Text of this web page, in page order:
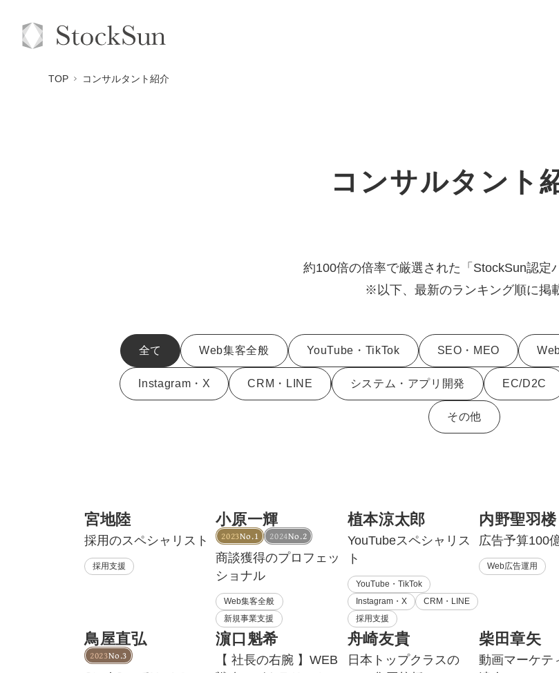
BPO支援
お役立ち資料
年収エージェント
会社概要・役員紹介
ミッション・ビジョン・バリュー
代表メッセージ（岩野圭佑）
動画ディレクター
インターン
正社員
マーケマネージャー
カスタマーサクセスマネージャー
TOP コンサルタント紹介
コンサルタント
約100倍の倍率で厳選された「StockSun認定
※以下、最新のランキング順に掲
全て Web集客全般 YouTube・TikTok SEO・MEO
Instagram・X CRM・LINE システム・アプリ開発 EC/D2C
その他
宮地陸
採用のスペシャリスト
採用支援
小原一輝
2023No.1 2024No.2
商談獲得のプロフェッ
ショナル
Web集客全般
新規事業支援
植本涼太郎
YouTubeスペシャリス
ト
YouTube・TikTok
Instagram・X
CRM・LINE
採用支援
内野聖羽楼
広告予算100
Web広告運用
鳥屋直弘
2023No.3
濵口魁希
【 社長の右腕 】WEB
舟崎友貴
日本トップクラスの
柴田章矢
動画マーケテ